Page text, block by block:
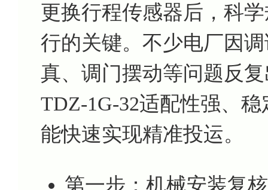
更换行程传感器后，科
行的关键。不少电厂因
真、调门摆动等问题反
TDZ-1G-32适配性强、
能快速实现精准投运。
第一步：机械安装复核